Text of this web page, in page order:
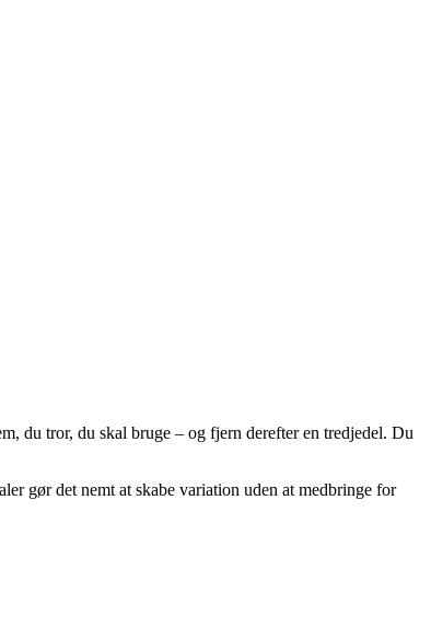
du tror, du skal bruge – og fjern derefter en tredjedel. Du
gør det nemt at skabe variation uden at medbringe for